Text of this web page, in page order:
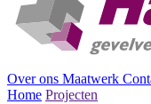
Over ons Maatwerk
Home Projecten